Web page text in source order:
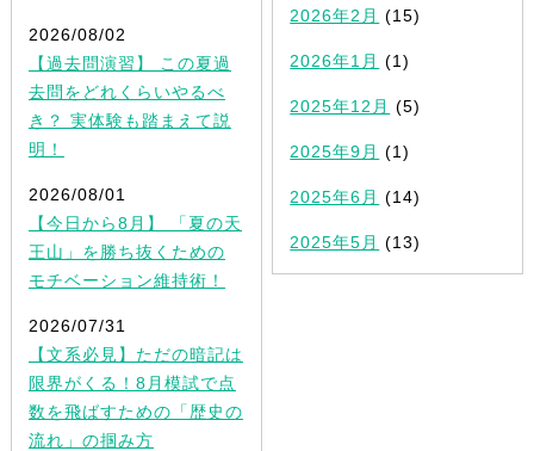
2026/08/02
【過去問演習】 この夏過
去問をどれくらいやるべ
き？ 実体験も踏まえて説
明！
2026/08/01
【今日から8月】 「夏の天
王山」を勝ち抜くための
モチベーション維持術！
2026/07/31
【文系必見】ただの暗記は
限界がくる！8月模試で点
数を飛ばすための「歴史の
流れ」の掴み方
2026年2月 (15)
2026年1月 (1)
2025年12月 (5)
2025年9月 (1)
2025年6月 (14)
2025年5月 (13)